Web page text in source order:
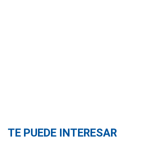
TE PUEDE INTERESAR